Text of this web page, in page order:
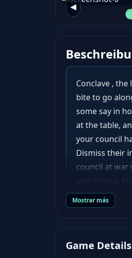
◀
Conclave ,
bite to go
some say in
at the table,
your council
Dismiss their
council at war
favors.
now vote on
pacts, as well
Mostrar más
Game Details